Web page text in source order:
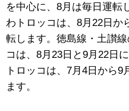
を中心に、8月は毎日運転
わトロッコは、8月22日か
転します。徳島線・土讃
コは、8月23日と9月22日
トロッコは、7月4日から9
ます。